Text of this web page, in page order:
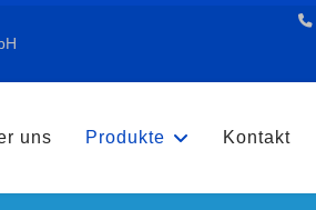
uns Produkte Kontakt